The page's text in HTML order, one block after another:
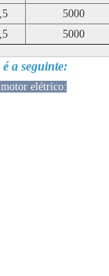
5000
5000
a seguinte:
elétrico: